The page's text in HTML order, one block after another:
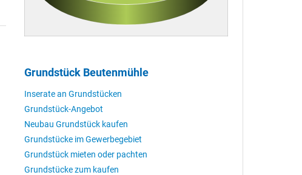
Grundstück Beutenmühle
Inserate an Grundstücken
Grundstück-Angebot
Neubau Grundstück kaufen
Grundstücke im Gewerbegebiet
Grundstück mieten oder pachten
Grundstücke zum kaufen